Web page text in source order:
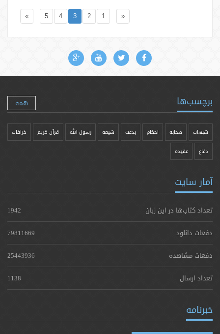
«
1
2
3
4
5
»
برچسب‌ها همه
شبهات صحابه احکام بدعت شیعه رسول الله قرآن کریم خرافات
دفاع عقیده
آمار سایت
تعداد کتاب‌ها در این زبان
1942
دفعات دانلود
79811669
دفعات مشاهده
25443936
تعداد ارسال
1138
خبرنامه